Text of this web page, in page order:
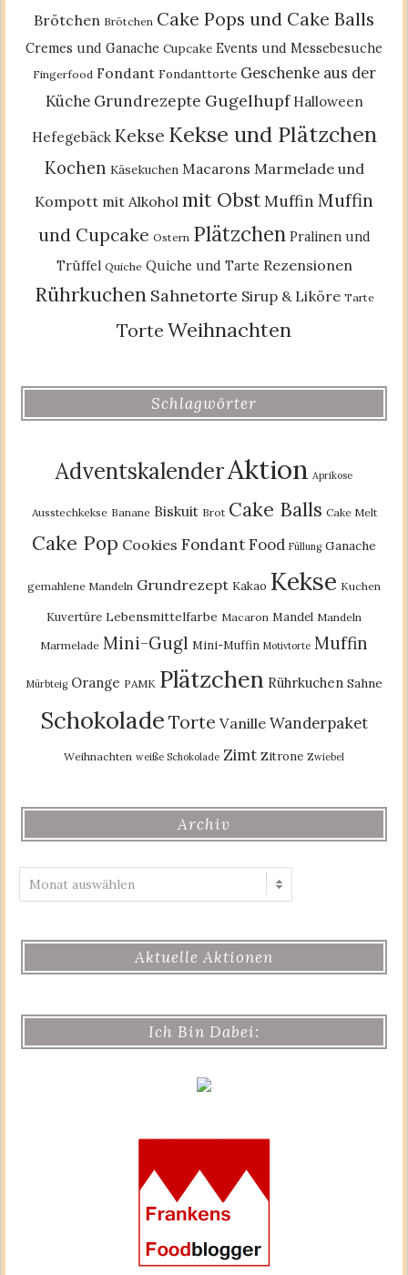
Brötchen Brötchen Cake Pops und Cake Balls
Cremes und Ganache Cupcake Events und Messebesuche
Fingerfood Fondant Fondanttorte Geschenke aus der
Küche Grundrezepte Gugelhupf Halloween
Hefegebäck Kekse Kekse und Plätzchen
Kochen Käsekuchen Macarons Marmelade und
Kompott mit Alkohol mit ObstMuffin Muffin
und Cupcake Ostern Plätzchen Pralinen und
Trüffel Quiche Quiche und Tarte Rezensionen
Rührkuchen Sahnetorte Sirup & Liköre Tarte
Torte Weihnachten
Schlagwörter
AdventskalenderAktion Aprikose
Ausstechkekse Banane Biskuit Brot Cake Balls Cake Melt
Cake Pop Cookies Fondant Food Füllung Ganache
gemahlene Mandeln Grundrezept Kakao Kekse Kuchen
Kuvertüre Lebensmittelfarbe Macaron Mandel Mandeln
Marmelade Mini-Gugl Mini-Muffin Motivtorte Muffin
Mürbteig Orange PAMK Plätzchen Rührkuchen Sahne
Schokolade Torte Vanille Wanderpaket
Weihnachten weiße Schokolade Zimt Zitrone Zwiebel
Archiv
Aktuelle Aktionen
Ich Bin Dabei: